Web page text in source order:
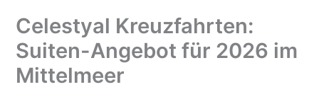
Celestyal Kreuzfahrten:
Suiten-Angebot für 2026 im
Mittelmeer